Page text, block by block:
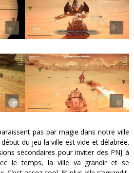
pas par magie dans notre ville
du jeu la ville est vide et délabrée.
secondaires pour inviter des PNJ à
le temps, la ville va grandir et se